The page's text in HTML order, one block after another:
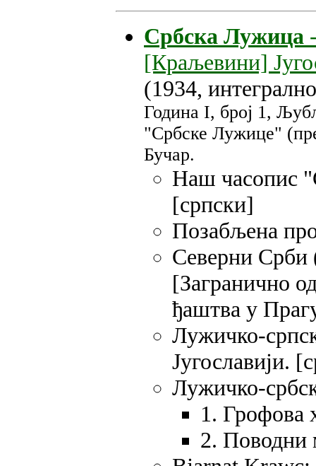
Србска Лужица
[Краљевини]
(1934,
Година I, број 1,
"Србске Лужице"
Бучар.
Наш часопис
[српски]
Позабљена
Северни
[Загранично
ђаштва у
Лужичко-
Југославији.
Лужичко-
1. Грофова
2. Поводни